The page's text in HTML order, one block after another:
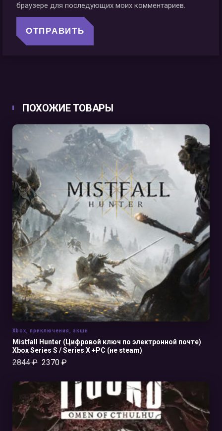
браузере для последующих моих комментариев.
ПОХОЖИЕ ТОВАРЫ
В КОРЗИНУ
Mistfall Hunter (Цифровой ключ по электронной почте)
Xbox Series S / Series X +PC (не steam)
2844₽ 2370 ₽
Xbox приключения экшн